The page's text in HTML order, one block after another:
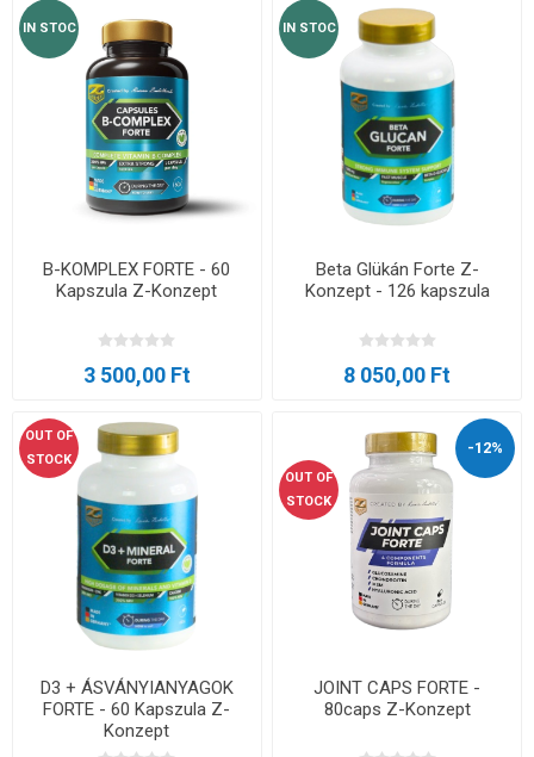
IN STOC
B-KOMPLEX FORTE - 60
Kapszula Z-Konzept
3 500,00 Ft
IN STOC
Beta Glükán Forte Z-
Konzept - 126 kapszula
8 050,00 Ft
OUT OF
STOCK
D3 + ÁSVÁNYIANYAGOK
FORTE - 60 Kapszula Z-
Konzept
-12%
OUT OF
STOCK
JOINT CAPS FORTE -
80caps Z-Konzept